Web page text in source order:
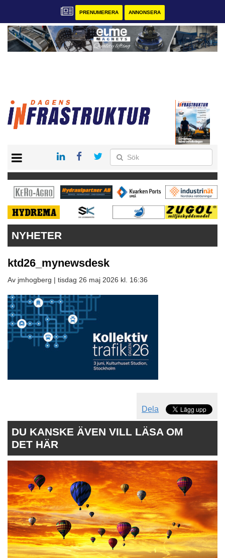
PRENUMERERA ANNONSERA
KONTAKT
VÅRA ANDRA MAGASIN
PRENUMERERA
ANNONSERA
NYHETER
ktd26_mynewsdesk
Av jmhogberg | tisdag 26 maj 2026 kl. 16:36
Dela
DU KANSKE ÄVEN VILL LÄSA OM
DET HÄR